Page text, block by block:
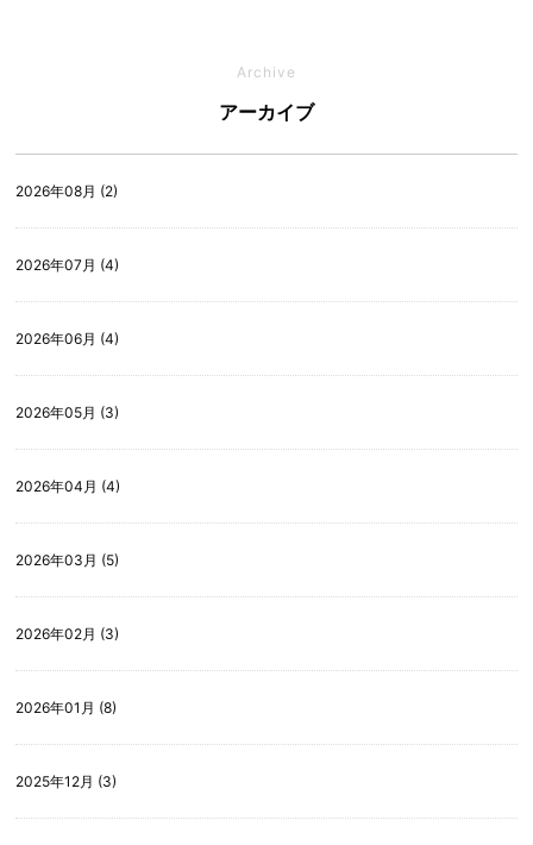
Archive
アーカイブ
2026年08月 (2)
2026年07月 (4)
2026年06月 (4)
2026年05月 (3)
2026年04月 (4)
2026年03月 (5)
2026年02月 (3)
2026年01月 (8)
2025年12月 (3)